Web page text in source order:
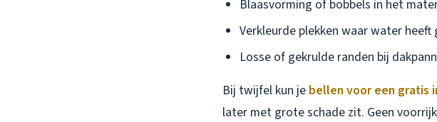
Blaasvorming of bobbels in het
Verkleurde plekken waar water heeft
Losse of gekrulde randen bij
Bij twijfel kun je bellen voor een gratis
later met grote schade zit. Geen